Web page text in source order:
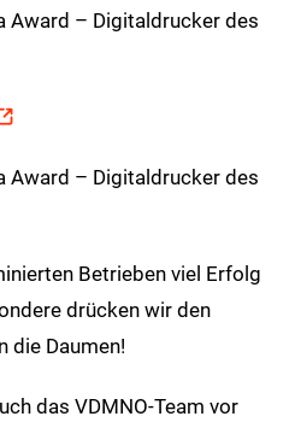
Award – Digitaldrucker des
Award – Digitaldrucker des
Betrieben viel Erfolg
drücken wir den
die Daumen!
das VDMNO-Team vor